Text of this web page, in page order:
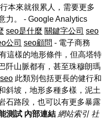
本來就很累人，需要更多
力。 - Google Analytics
seo是什麼 關鍵字公司 seo
公司 seo顧問 - 電子商務
這樣的地形條件，但高塔特
阡山脈都有，甚至珠穆朗瑪
seo 此類別包括更長的健行和
斜坡，地形多種多樣，泥土
石路段，也可以有更多暴露
測試 內部連結 網站索引 社